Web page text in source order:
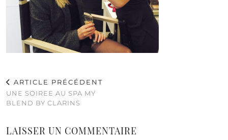
ARTICLE PRÉCÉDENT
UNE SOIREE AU SPA MY
BLEND BY CLARINS
LAISSER UN COMMENTAIRE